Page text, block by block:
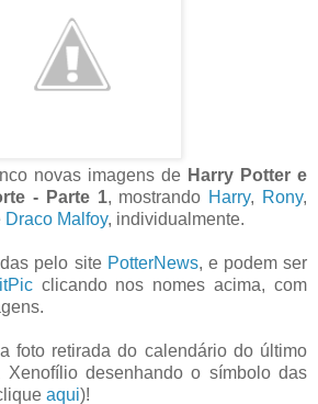
novas imagens de Harry Potter e
- Parte 1, mostrando Harry, Rony,
Draco Malfoy, individualmente.
pelo site PotterNews, e podem ser
clicando nos nomes acima, com
foto retirada do calendário do último
desenhando o símbolo das
aqui)!